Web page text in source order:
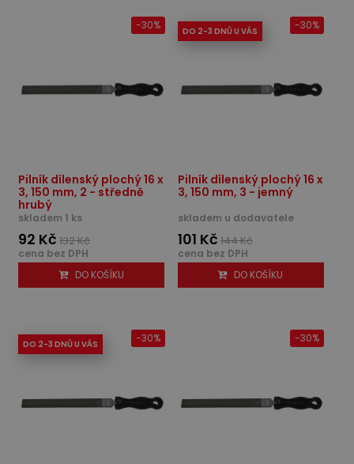
Pilník dílenský plochý 16 x
3, 150 mm, 2 - středně
hrubý
skladem 1 ks
92 Kč 132 Kč
-30%
cena bez DPH
DO KOŠÍKU
DO 2-3 DNŮ U VÁS
Pilník dílenský plochý 16 x
3, 150 mm, 3 - jemný
skladem u dodavatele
101 Kč 144 Kč
-30%
cena bez DPH
DO KOŠÍKU
DO 2-3 DNŮ U VÁS -30% -30%